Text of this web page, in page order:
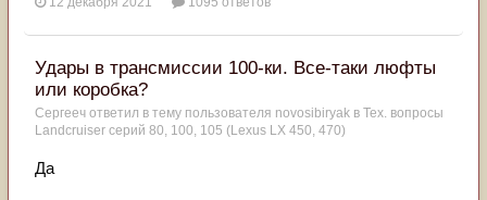
Удары в трансмиссии 100-ки. Все-таки люфты
или коробка?
Сергееч ответил в тему пользователя novosibiryak в Тех. вопросы
Landcruiser серий 80, 100, 105 (Lexus LX 450, 470)
Да